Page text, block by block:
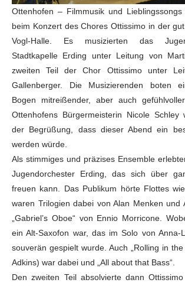
Ottenhofen – Filmmusik und
beim Konzert des Chores Ottissimo in der
Vogl-Halle. Es musizierten das
Stadtkapelle Erding unter Leitung von
zweiten Teil der Chor Ottissimo unter
Gallenberger. Die Musizierenden boten
Bogen mitreißender, aber auch
Ottenhofens Bürgermeisterin Nicole Schley
der Begrüßung, dass dieser Abend ein
werden würde.
Als stimmiges und präzises Ensemble
Jugendorchester Erding, das sich über
freuen kann. Das Publikum hörte Flottes
waren Trilogien dabei von Alan Menken und
„Gabriel’s Oboe“ von Ennio Morricone.
ein Alt-Saxofon war, das im Solo von Anna-
souverän gespielt wurde. Auch „Rolling in
Adkins) war dabei und „All about that Bass“.
Den zweiten Teil absolvierte dann